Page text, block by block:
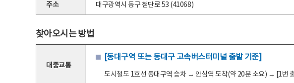
주소 대구광역시 동구 첨단로 53 (41068)
찾아오시는 방법
대중교통
[동대구역 또는 동대구 고속버스터미널 출발 기준]
도시철도 1호선 동대구역 승차 → 안심역 도착(약 20분 소요) → [1번